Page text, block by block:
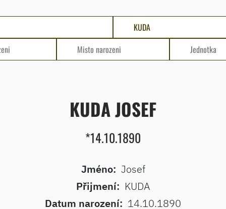
KUDA JOSEF
*14.10.1890
Jméno: Josef
Přijmení: KUDA
Datum narození: 14.10.1890